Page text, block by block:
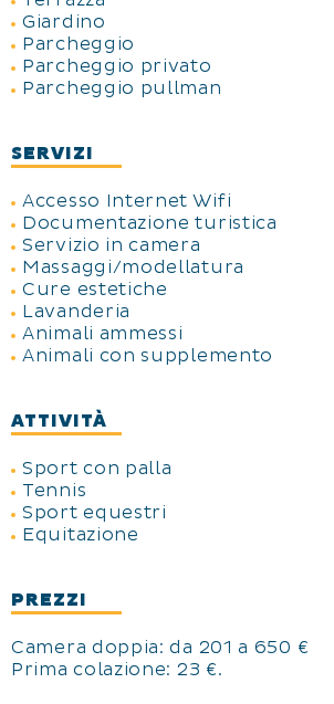
buffet (beurres doux et
sel, confitures artisanales,
de Camargue, fruits frais,
viennoiseries,
Giardino
Parcheggio
Parcheggio privato
Parcheggio pullman
SERVIZI
Accesso Internet Wifi
Documentazione turistica
Servizio in camera
Massaggi/modellatura
Cure estetiche
Lavanderia
Animali ammessi
Animali con supplemento
ATTIVITÀ
Sport con palla
Tennis
Sport equestri
Equitazione
PREZZI
Camera doppia: da 201 a 650 €
Prima colazione: 23 €.